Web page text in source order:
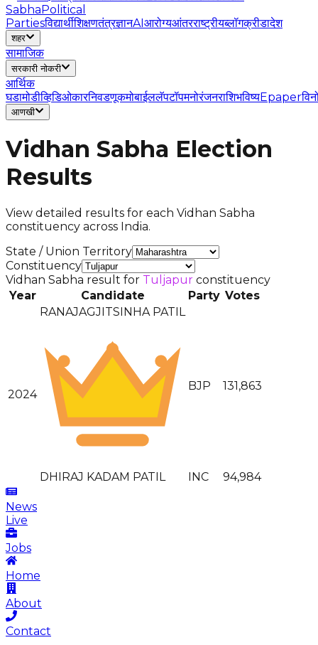
SabhaPolitical
Partiesविद्यार्थीशिक्षणतंत्रज्ञानAIआरोग्यआंतरराष्ट्रीयब्लॉगक्रीडादेश
शहर
सामाजिक
सरकारी नोकरी
आर्थिक
घडामोडीव्हिडिओकारनिवडणूकमोबाईललॅपटॉपमनोरंजनराशिभविष्यEpaper
आणखी
Vidhan Sabha Election
Results
View detailed results for each Vidhan Sabha
constituency across India.
State / Union Territory
Constituency
Vidhan Sabha result for Tuljapur constituency
Year
Candidate Party Votes
2024
RANAJAGJITSINHA PATIL
BJP 131,863
DHIRAJ KADAM PATIL INC 94,984
News
Live
Jobs
Home
About
Contact